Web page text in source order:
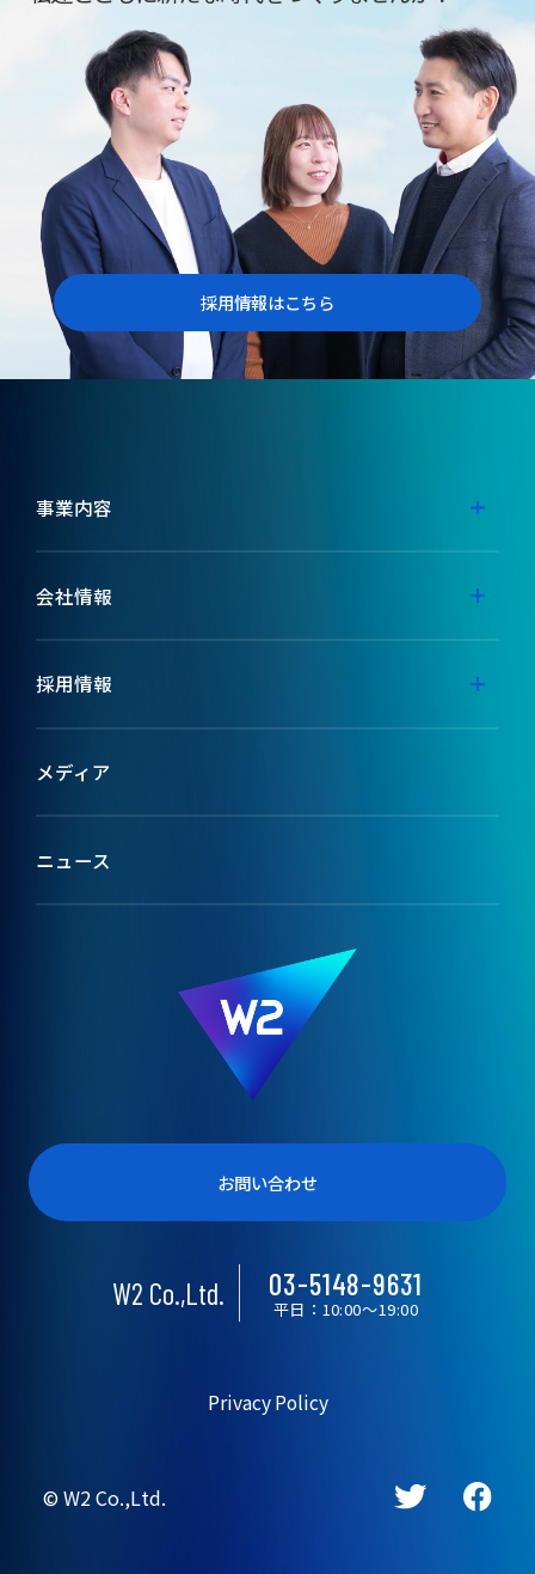
採用情報はこちら
お問い合わせ
W2 Co.,Ltd. 03-5148-9631
平日：10:00〜19:00
事業内容
事業内容
会社情報
代表メッセージ
ミッション
ブランドコンセプト
採用情報
採用特設サイト
テックメディア
メディア
ニュース
Privacy Policy
©︎ W2 Co.,Ltd.